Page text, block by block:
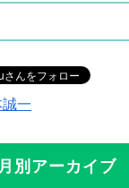
一
月別アーカイブ